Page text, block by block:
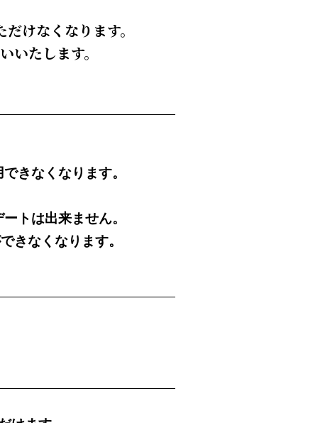
けなくなります。
いたします。
きなくなります。
トは出来ません。
きなくなります。